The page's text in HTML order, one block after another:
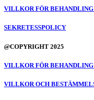
VILLKOR FÖR BEHANDLING
SEKRETESSPOLICY
@COPYRIGHT 2025
VILLKOR FÖR BEHANDLING
VILLKOR OCH